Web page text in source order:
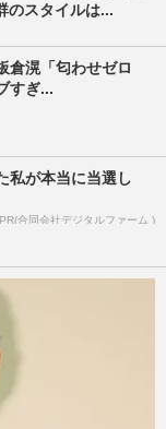
のスタイルは...
倉滉「匂わせゼロ
すぎ...
私が本当に当選し
PR(合同会社デジタルファーム )